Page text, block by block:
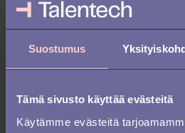
Suostumus
Tämä sivusto käyttää evästeitä
Käytämme evästeitä
automaatioiden
sähköpostit, push
sovelluksissa tai
Irecommend